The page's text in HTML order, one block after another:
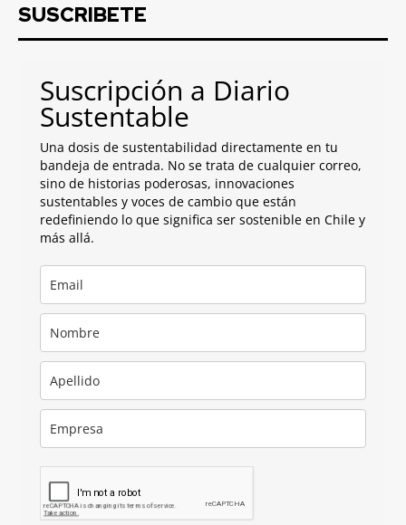
SUSCRIBETE
Suscripción a Diario
Sustentable
Una dosis de sustentabilidad directamente en tu
bandeja de entrada. No se trata de cualquier correo,
sino de historias poderosas, innovaciones
sustentables y voces de cambio que están
redefiniendo lo que significa ser sostenible en Chile y
más allá.